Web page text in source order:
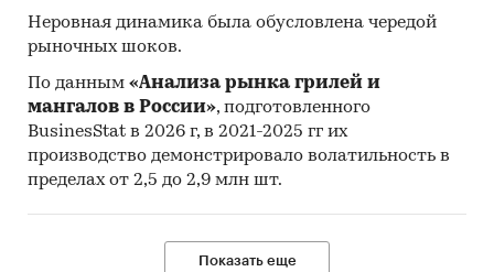
Неровная динамика была обусловлена чередой
рыночных шоков.
По данным «Анализа рынка грилей и
мангалов в России», подготовленного
BusinesStat в 2026 г, в 2021-2025 гг их
производство демонстрировало волатильность в
пределах от 2,5 до 2,9 млн шт.
Показать еще